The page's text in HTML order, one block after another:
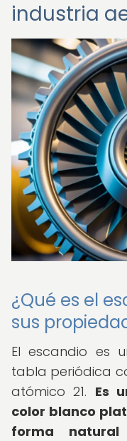
industria
¿Qué es el
sus
El escandio es
tabla periódica
atómico 21. Es
color blanco
forma natural